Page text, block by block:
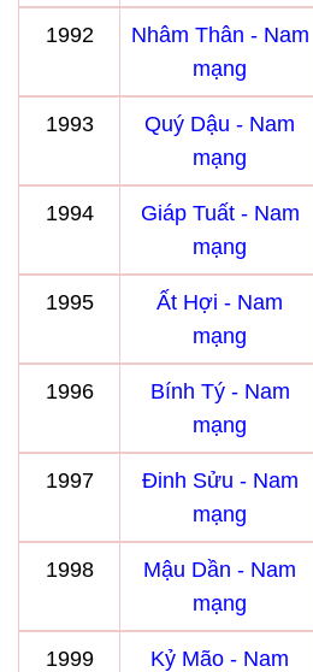
1992
Nhâm Thân - Nam
mạng
1993
Quý Dậu - Nam
mạng
1994
Giáp Tuất - Nam
mạng
1995
Ất Hợi - Nam
mạng
1996
Bính Tý - Nam
mạng
1997
Đinh Sửu - Nam
mạng
1998
Mậu Dần - Nam
mạng
1999
Kỷ Mão - Nam